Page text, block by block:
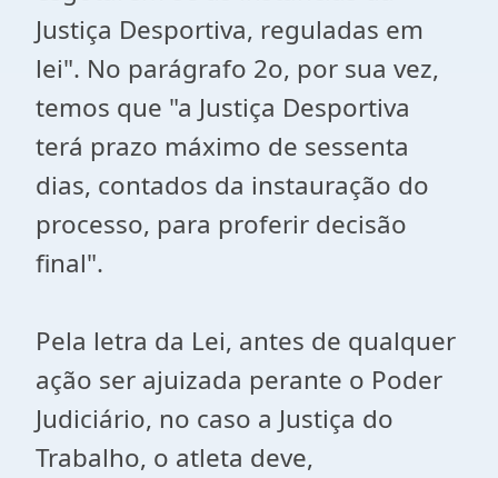
Justiça Desportiva, reguladas em
lei". No parágrafo 2o, por sua vez,
temos que "a Justiça Desportiva
terá prazo máximo de sessenta
dias, contados da instauração do
processo, para proferir decisão
final".
Pela letra da Lei, antes de qualquer
ação ser ajuizada perante o Poder
Judiciário, no caso a Justiça do
Trabalho, o atleta deve,